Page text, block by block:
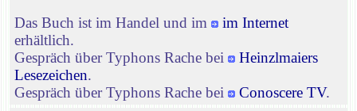
Das Buch ist im Handel und im
im Internet
erhältlich.
Gespräch über Typhons Rache bei
Heinzlmaiers
Lesezeichen.
Gespräch über Typhons Rache bei
Conoscere TV.